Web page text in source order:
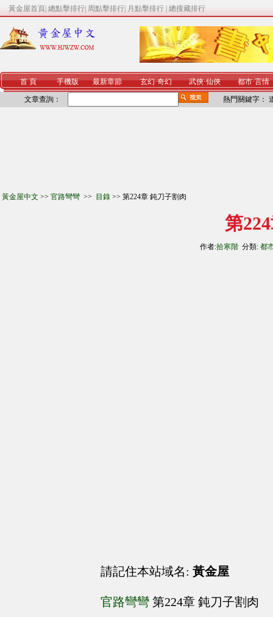
黃金屋首頁 總點擊排行 周點擊排行 月點擊排行 總搜藏排行
首 頁 手機版 最新章節 玄幻·奇幻 武俠·仙俠 都市·言情
文章查詢： 熱門關鍵字：
黃金屋中文 >> 官路彎彎 >> 目錄 >> 第224章 鈍刀子割肉
第
作者:拾寒階 分類: 都
請記住本站域名: 黃金屋
官路彎彎 第224章 鈍刀子割肉